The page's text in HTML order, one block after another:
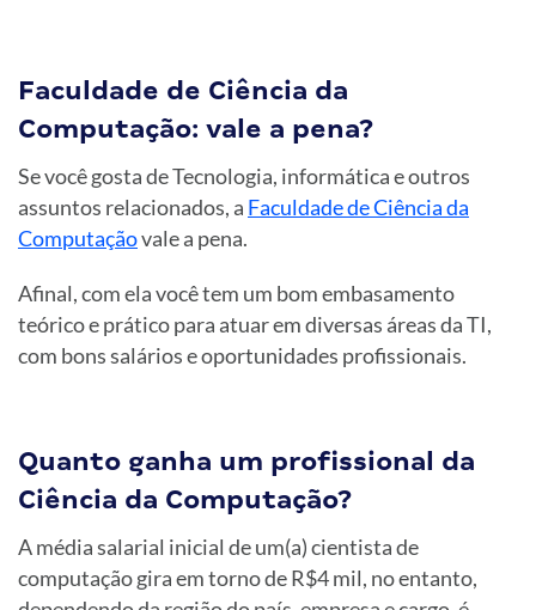
Faculdade de Ciência da
Computação: vale a pena?
Se você gosta de Tecnologia, informática e outros
assuntos relacionados, a Faculdade de Ciência da
Computaçãovale a pena.
Afinal, com ela você tem um bom embasamento
teórico e prático para atuar em diversas áreas da TI,
com bons salários e oportunidades profissionais.
Quanto ganha um profissional da
Ciência da Computação?
A média salarial inicial de um(a) cientista de
computação gira em torno de R$4 mil, no entanto,